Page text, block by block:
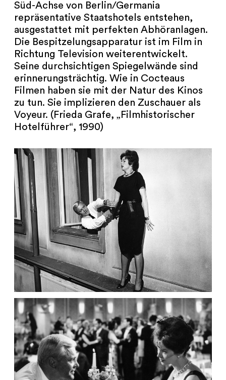
Süd-Achse von Berlin/Germania
repräsentative Staatshotels entstehen,
ausgestattet mit perfekten Abhöranlagen.
Die Bespitzelungsapparatur ist im Film in
Richtung Television weiterentwickelt.
Seine durchsichtigen Spiegelwände sind
erinnerungsträchtig. Wie in Cocteaus
Filmen haben sie mit der Natur des Kinos
zu tun. Sie implizieren den Zuschauer als
Voyeur. (Frieda Grafe, „Filmhistorischer
Hotelführer“, 1990)